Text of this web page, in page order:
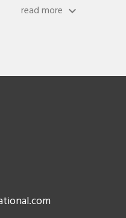
read more keyboard_arrow_down